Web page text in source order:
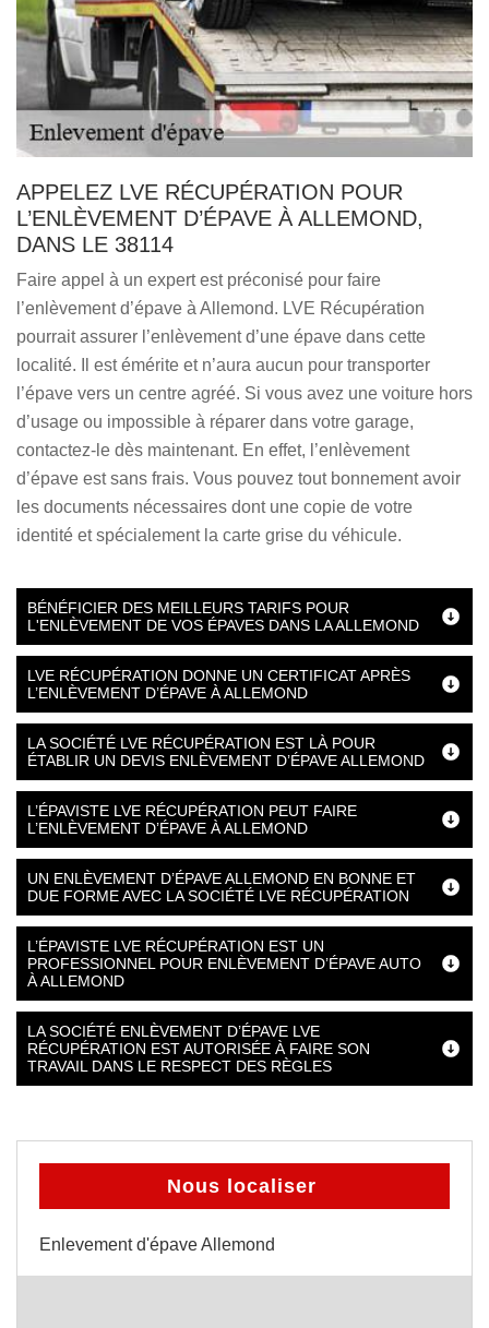
APPELEZ LVE RÉCUPÉRATION POUR
L’ENLÈVEMENT D’ÉPAVE À ALLEMOND,
DANS LE 38114
Faire appel à un expert est préconisé pour faire
l’enlèvement d’épave à Allemond. LVE Récupération
pourrait assurer l’enlèvement d’une épave dans cette
localité. Il est émérite et n’aura aucun pour transporter
l’épave vers un centre agréé. Si vous avez une voiture hors
d’usage ou impossible à réparer dans votre garage,
contactez-le dès maintenant. En effet, l’enlèvement
d’épave est sans frais. Vous pouvez tout bonnement avoir
les documents nécessaires dont une copie de votre
identité et spécialement la carte grise du véhicule.
BÉNÉFICIER DES MEILLEURS TARIFS POUR
L'ENLÈVEMENT DE VOS ÉPAVES DANS LA ALLEMOND
LVE RÉCUPÉRATION DONNE UN CERTIFICAT APRÈS
L’ENLÈVEMENT D’ÉPAVE À ALLEMOND
LA SOCIÉTÉ LVE RÉCUPÉRATION EST LÀ POUR
ÉTABLIR UN DEVIS ENLÈVEMENT D’ÉPAVE ALLEMOND
L’ÉPAVISTE LVE RÉCUPÉRATION PEUT FAIRE
L’ENLÈVEMENT D’ÉPAVE À ALLEMOND
UN ENLÈVEMENT D’ÉPAVE ALLEMOND EN BONNE ET
DUE FORME AVEC LA SOCIÉTÉ LVE RÉCUPÉRATION
L’ÉPAVISTE LVE RÉCUPÉRATION EST UN
PROFESSIONNEL POUR ENLÈVEMENT D’ÉPAVE AUTO
À ALLEMOND
LA SOCIÉTÉ ENLÈVEMENT D’ÉPAVE LVE
RÉCUPÉRATION EST AUTORISÉE À FAIRE SON
TRAVAIL DANS LE RESPECT DES RÈGLES
Nous localiser
Enlevement d'épave Allemond